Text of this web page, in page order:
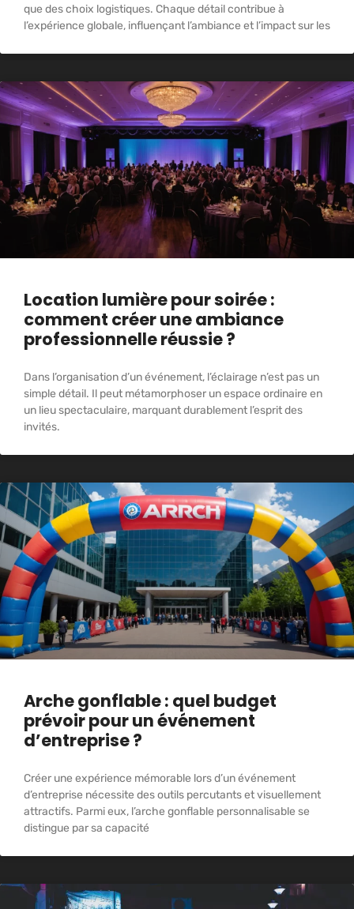
que des choix logistiques. Chaque détail contribue à
l’expérience globale, influençant l’ambiance et l’impact sur les
Location lumière pour soirée :
comment créer une ambiance
professionnelle réussie ?
Dans l’organisation d’un événement, l’éclairage n’est pas un
simple détail. Il peut métamorphoser un espace ordinaire en
un lieu spectaculaire, marquant durablement l’esprit des
invités.
Arche gonflable : quel budget
prévoir pour un événement
d’entreprise ?
Créer une expérience mémorable lors d’un événement
d’entreprise nécessite des outils percutants et visuellement
attractifs. Parmi eux, l’arche gonflable personnalisable se
distingue par sa capacité